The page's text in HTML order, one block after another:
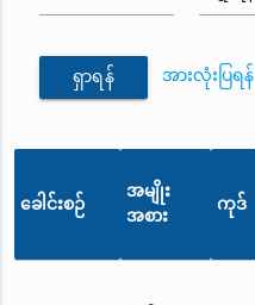
ရှာရန် အားလုံးပြရန်
ခေါင်းစဉ်
အမျိုး
အစား
ကုဒ်